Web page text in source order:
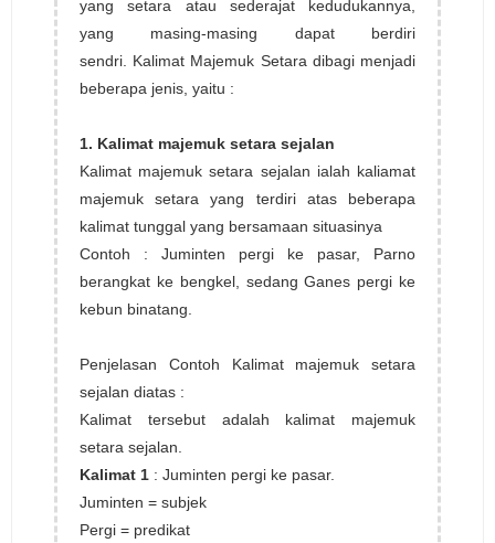
yang setara atau sederajat kedudukannya,
yang masing-masing dapat berdiri
sendri. Kalimat Majemuk Setara dibagi menjadi
beberapa jenis, yaitu :
1. Kalimat majemuk setara sejalan
Kalimat majemuk setara sejalan ialah kaliamat
majemuk setara yang terdiri atas beberapa
kalimat tunggal yang bersamaan situasinya
Contoh : Juminten pergi ke pasar, Parno
berangkat ke bengkel, sedang Ganes pergi ke
kebun binatang.
Penjelasan Contoh Kalimat majemuk setara
sejalan diatas :
Kalimat tersebut adalah kalimat majemuk
setara sejalan.
Kalimat 1 : Juminten pergi ke pasar.
Juminten = subjek
Pergi = predikat